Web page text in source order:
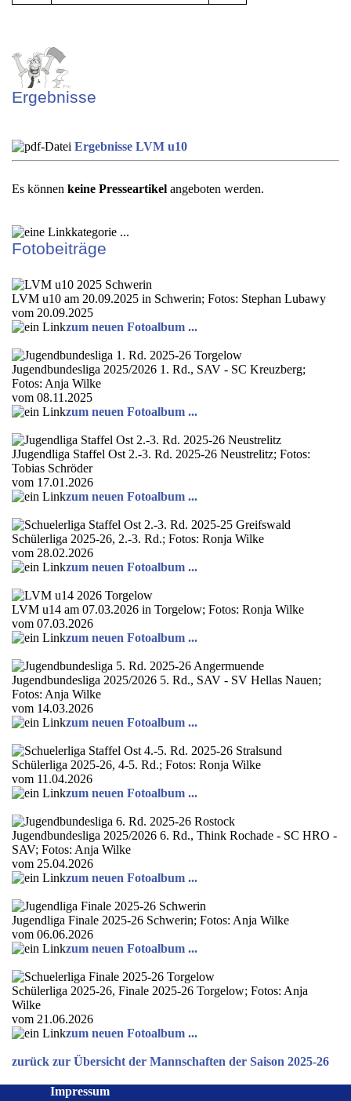
Ergebnisse
Ergebnisse LVM u10
Es können keine Presseartikel angeboten werden.
Fotobeiträge
LVM u10 am 20.09.2025 in Schwerin; Fotos: Stephan Lubawy
vom 20.09.2025
zum neuen Fotoalbum ...
Jugendbundesliga 2025/2026 1. Rd., SAV - SC Kreuzberg;
Fotos: Anja Wilke
vom 08.11.2025
zum neuen Fotoalbum ...
JJugendliga Staffel Ost 2.-3. Rd. 2025-26 Neustrelitz; Fotos:
Tobias Schröder
vom 17.01.2026
zum neuen Fotoalbum ...
Schülerliga 2025-26, 2.-3. Rd.; Fotos: Ronja Wilke
vom 28.02.2026
zum neuen Fotoalbum ...
LVM u14 am 07.03.2026 in Torgelow; Fotos: Ronja Wilke
vom 07.03.2026
zum neuen Fotoalbum ...
Jugendbundesliga 2025/2026 5. Rd., SAV - SV Hellas Nauen;
Fotos: Anja Wilke
vom 14.03.2026
zum neuen Fotoalbum ...
Schülerliga 2025-26, 4-5. Rd.; Fotos: Ronja Wilke
vom 11.04.2026
zum neuen Fotoalbum ...
Jugendbundesliga 2025/2026 6. Rd., Think Rochade - SC HRO -
SAV; Fotos: Anja Wilke
vom 25.04.2026
zum neuen Fotoalbum ...
Jugendliga Finale 2025-26 Schwerin; Fotos: Anja Wilke
vom 06.06.2026
zum neuen Fotoalbum ...
Schülerliga 2025-26, Finale 2025-26 Torgelow; Fotos: Anja
Wilke
vom 21.06.2026
zum neuen Fotoalbum ...
zurück zur Übersicht der Mannschaften der Saison 2025-26
Impressum